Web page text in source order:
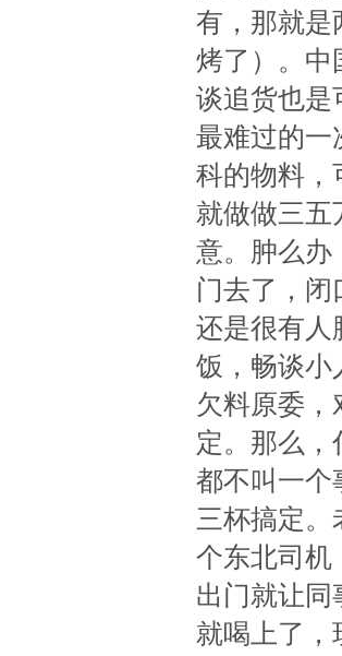
有，那就是
烤了）。中
谈追货也是
最难过的一
科的物料，
就做做三五
意。肿么办
门去了，
还是很有人
饭，畅谈小
欠料原委
定。那么
都不叫一个
三杯搞定
个东北司机
出门就让同
就喝上了，